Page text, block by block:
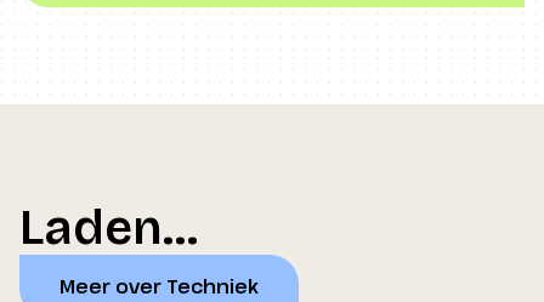
Laden...
Meer over Techniek